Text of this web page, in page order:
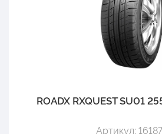
ROADX RXQUEST SU01
Артикул: